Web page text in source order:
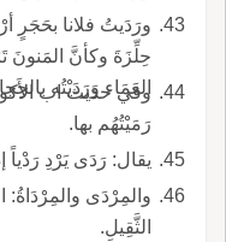
العَمَاء وَرَدَيْتُه بالحِجارَةِ أَرْدِيهِ
وفي حديث اب
رَمَيْتُهُم بها.
يقال: رَدَى يَرْدِ رَدْياً
والمِرْدَى والمِرْدَاةُ:
الثَّقِيلِ.